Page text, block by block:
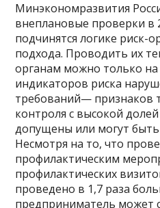
Минэкономразвития
внеплановые проверки в
подчинятся логике риск-
подхода. Проводить их
органам можно только
индикаторов риска
требований— признаков
контроля с высокой
допущены или могут
Несмотря на то, что
профилактическим
профилактических
проведено в 1,7 раза
предприниматель может